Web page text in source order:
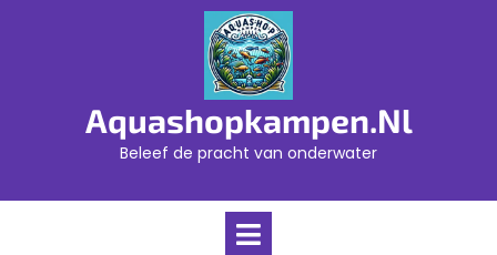
Aquashopkampen.nl
Beleef de pracht van onderwater
Open